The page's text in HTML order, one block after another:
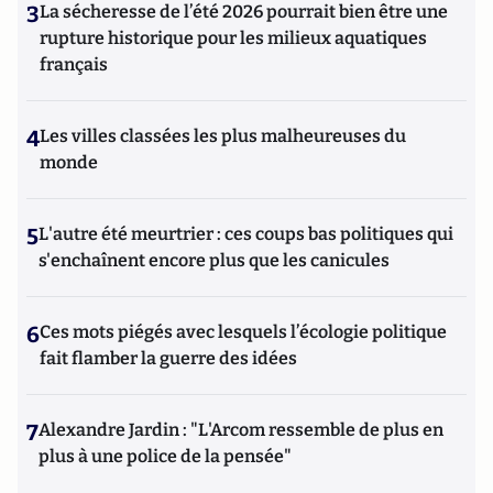
3La sécheresse de l’été 2026 pourrait bien être une
rupture historique pour les milieux aquatiques
français
4Les villes classées les plus malheureuses du
monde
5L'autre été meurtrier : ces coups bas politiques qui
s'enchaînent encore plus que les canicules
6Ces mots piégés avec lesquels l’écologie politique
fait flamber la guerre des idées
7Alexandre Jardin : "L'Arcom ressemble de plus en
plus à une police de la pensée"